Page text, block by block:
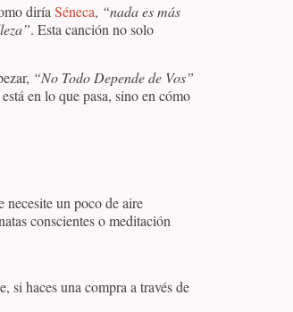
diría Séneca, “nada es más
. Esta canción no solo
“No Todo Depende de Vos”
en lo que pasa, sino en cómo
un poco de aire
conscientes o meditación
si haces una compra a través de